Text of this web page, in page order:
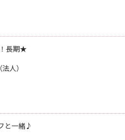
長期★
人）
と一緒♪